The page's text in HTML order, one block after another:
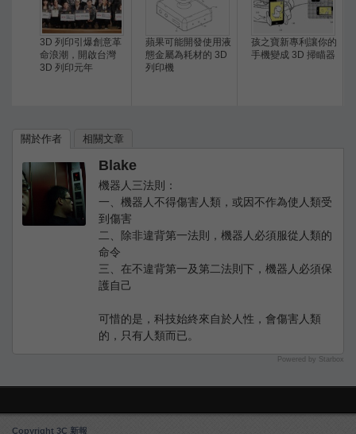
3D 列印引爆創意革
命浪潮，開啟台灣
3D 列印元年
蘋果可能開發使用液
態金屬為耗材的 3D
列印機
孩之寶新專利讓你的
手機變成 3D 掃瞄器
關於作者 相關文章
Blake
機器人三法則：
一、機器人不得傷害人類，或因不作為使人類受
到傷害
二、除非違背第一法則，機器人必須服從人類的
命令
三、在不違背第一及第二法則下，機器人必須保
護自己
可惜的是，科技始終來自於人性，會傷害人類
的，只有人類而已。
Powered by Starbox
Copyright 3C 新報